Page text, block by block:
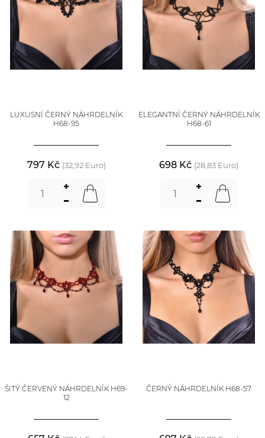
LUXUSNÍ ČERNÝ NÁHRDELNÍK
H68-95
797 Kč (32,92 Euro)
ELEGANTNÍ ČERNÝ NÁHRDELNÍK
H68-61
698 Kč (28,83 Euro)
ŠITÝ ČERVENÝ NÁHRDELNÍK H69-
12
ČERNÝ NÁHRDELNÍK H68-57